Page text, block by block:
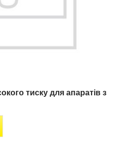
тиску для апаратів з